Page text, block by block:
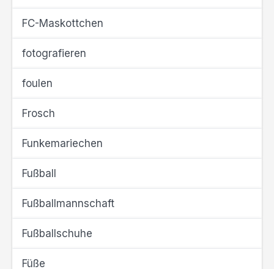
FC-Maskottchen
fotografieren
foulen
Frosch
Funkemariechen
Fußball
Fußballmannschaft
Fußballschuhe
Füße